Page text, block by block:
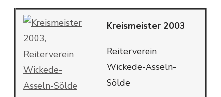
Kreismeister 2003
Reiterverein
Wickede-Asseln-
Sölde